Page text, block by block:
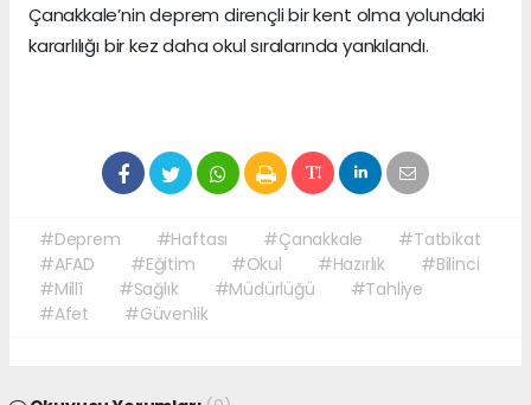
Çanakkale’nin deprem dirençli bir kent olma yolundaki
kararlılığı bir kez daha okul sıralarında yankılandı.
#Deprem #Haftası #Çanakkale
#Tatbikat
#AFAD
#Eğitim #Okul #Hazırlık
#Bilinci
#Millî
#Sağlık #Müdürlüğü
#Tahliye
#Afet
#Güvenlik